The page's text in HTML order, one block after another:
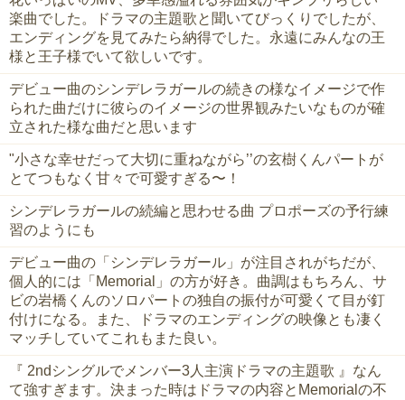
楽曲でした。ドラマの主題歌と聞いてびっくりでしたが、
エンディングを見てみたら納得でした。永遠にみんなの王
様と王子様でいて欲しいです。
デビュー曲のシンデレラガールの続きの様なイメージで作
られた曲だけに彼らのイメージの世界観みたいなものが確
立された様な曲だと思います
"小さな幸せだって大切に重ねながら’’の玄樹くんパートが
とてつもなく甘々で可愛すぎる〜！
シンデレラガールの続編と思わせる曲 プロポーズの予行練
習のようにも
デビュー曲の「シンデレラガール」が注目されがちだが、
個人的には「Memorial」の方が好き。曲調はもちろん、サ
ビの岩橋くんのソロパートの独自の振付が可愛くて目が釘
付けになる。また、ドラマのエンディングの映像とも凄く
マッチしていてこれもまた良い。
『 2ndシングルでメンバー3人主演ドラマの主題歌 』なん
て強すぎます。決まった時はドラマの内容とMemorialの不